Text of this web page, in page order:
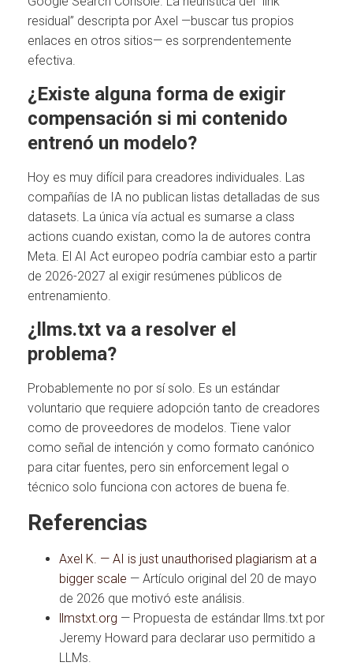
residual” descripta por Axel —buscar tus propios
enlaces en otros sitios— es sorprendentemente
efectiva.
¿Existe alguna forma de exigir
compensación si mi contenido
entrenó un modelo?
Hoy es muy difícil para creadores individuales. Las
compañías de IA no publican listas detalladas de sus
datasets. La única vía actual es sumarse a class
actions cuando existan, como la de autores contra
Meta. El AI Act europeo podría cambiar esto a partir
de 2026-2027 al exigir resúmenes públicos de
entrenamiento.
¿llms.txt va a resolver el
problema?
Probablemente no por sí solo. Es un estándar
voluntario que requiere adopción tanto de creadores
como de proveedores de modelos. Tiene valor
como señal de intención y como formato canónico
para citar fuentes, pero sin enforcement legal o
técnico solo funciona con actores de buena fe.
Referencias
Axel K. — AI is just unauthorised plagiarism at a
bigger scale — Artículo original del 20 de mayo
de 2026 que motivó este análisis.
llmstxt.org — Propuesta de estándar llms.txt por
Jeremy Howard para declarar uso permitido a
LLMs.